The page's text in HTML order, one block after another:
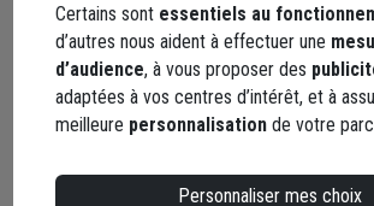
Documents
En complément
Certains sont essentiels au
d’autres nous aident à effectuer une
d’audience, à vous proposer des
adaptées à vos centres d’intérêt, et à
meilleure personnalisation de votre
Personnaliser mes choix